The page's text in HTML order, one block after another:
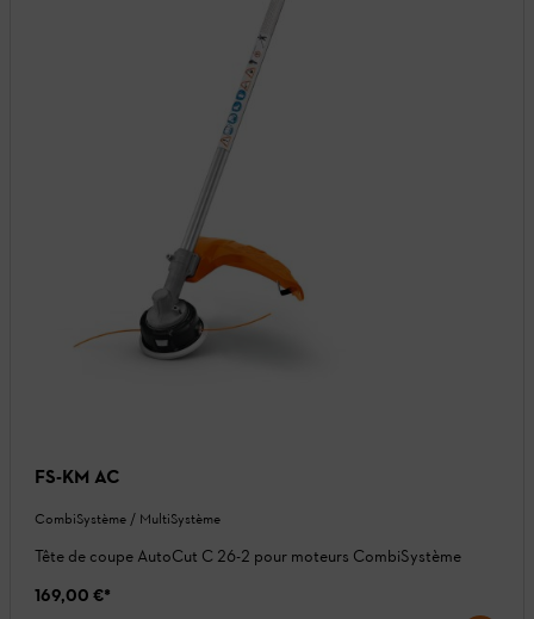
FS-KM AC
CombiSystème / MultiSystème
Tête de coupe AutoCut C 26-2 pour moteurs CombiSystème
169,00 €*